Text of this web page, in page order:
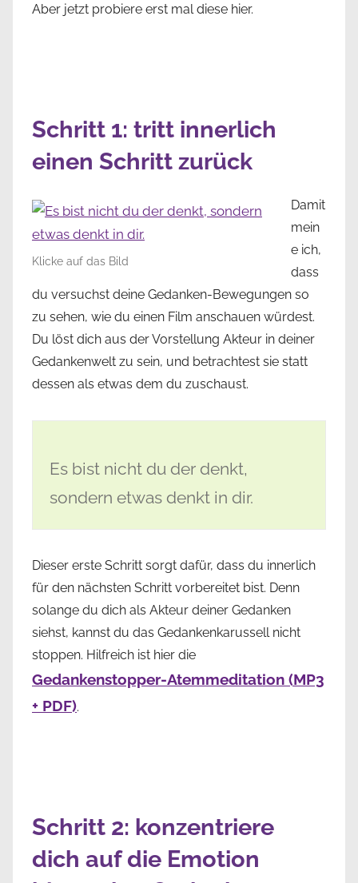
Aber jetzt probiere erst mal diese hier.
Schritt 1: tritt innerlich
einen Schritt zurück
Klicke auf das Bild
Damit
mein
e ich,
dass
du versuchst deine Gedanken-Bewegungen so
zu sehen, wie du einen Film anschauen würdest.
Du löst dich aus der Vorstellung Akteur in deiner
Gedankenwelt zu sein, und betrachtest sie statt
dessen als etwas dem du zuschaust.
Es bist nicht du der denkt,
sondern etwas denkt in dir.
Dieser erste Schritt sorgt dafür, dass du innerlich
für den nächsten Schritt vorbereitet bist. Denn
solange du dich als Akteur deiner Gedanken
siehst, kannst du das Gedankenkarussell nicht
stoppen. Hilfreich ist hier die
Gedankenstopper-Atemmeditation (MP3
+ PDF).
Schritt 2: konzentriere
dich auf die Emotion